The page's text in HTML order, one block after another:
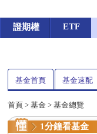
證期權 ETF
基金首頁 基金速配
首頁 > 基金 > 基金總覽
1分鐘看基金